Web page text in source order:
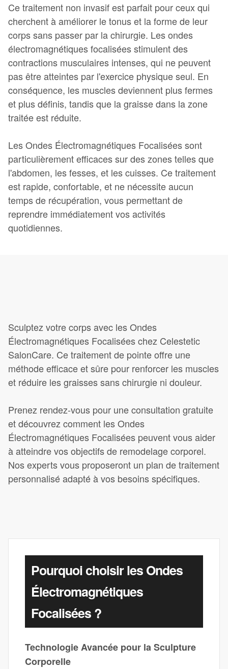
Ce traitement non invasif est parfait pour ceux qui
cherchent à améliorer le tonus et la forme de leur
corps sans passer par la chirurgie. Les ondes
électromagnétiques focalisées stimulent des
contractions musculaires intenses, qui ne peuvent
pas être atteintes par l'exercice physique seul. En
conséquence, les muscles deviennent plus fermes
et plus définis, tandis que la graisse dans la zone
traitée est réduite.
Les Ondes Électromagnétiques Focalisées sont
particulièrement efficaces sur des zones telles que
l'abdomen, les fesses, et les cuisses. Ce traitement
est rapide, confortable, et ne nécessite aucun
temps de récupération, vous permettant de
reprendre immédiatement vos activités
quotidiennes.
Sculptez votre corps avec les Ondes
Électromagnétiques Focalisées chez Celestetic
SalonCare. Ce traitement de pointe offre une
méthode efficace et sûre pour renforcer les muscles
et réduire les graisses sans chirurgie ni douleur.
Prenez rendez-vous pour une consultation gratuite
et découvrez comment les Ondes
Électromagnétiques Focalisées peuvent vous aider
à atteindre vos objectifs de remodelage corporel.
Nos experts vous proposeront un plan de traitement
personnalisé adapté à vos besoins spécifiques.
Pourquoi choisir les Ondes
Électromagnétiques
Focalisées ?
Technologie Avancée pour la Sculpture
Corporelle